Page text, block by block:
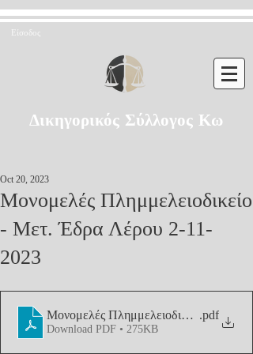
Είσοδος
Δικηγορικός Σύλλογος Κω
Μονομελές Πλημμελειοδικείο
- Μετ. Έδρα Λέρου 2-11-
2023
Oct 20, 2023
Μονομελές Πλημμελειοδικείο - Μετ.
.pdf
Download PDF • 275KB